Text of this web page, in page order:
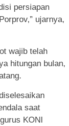
persiapan
ujarnya,
wajib telah
hitungan bulan,
saat
KONI